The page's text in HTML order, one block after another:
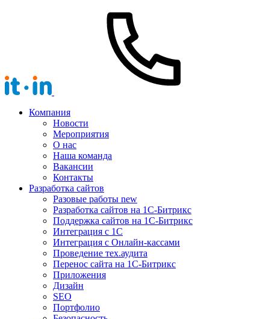
Компания
Новости
Мероприятия
О нас
Наша команда
Вакансии
Контакты
Разработка сайтов
Разовые работы new
Разработка сайтов на 1С-Битрикс
Поддержка сайтов на 1С-Битрикс
Интеграция с 1С
Интеграция с Онлайн-кассами
Проведение тех.аудита
Перенос сайта на 1С-Битрикс
Приложения
Дизайн
SEO
Портфолио